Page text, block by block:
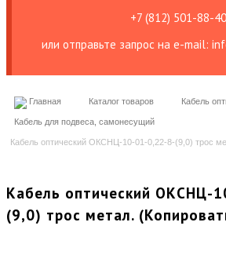
+7 (812) 501-88-40
или отправьте запрос на е-mail:
Главная Каталог товаров Кабель
Кабель для подвеса, самонесущий
Кабель оптический ОКСНЦ-10-01-0,22-8-(9,0) трос
Кабель оптический ОКСНЦ-
(9,0) трос метал.